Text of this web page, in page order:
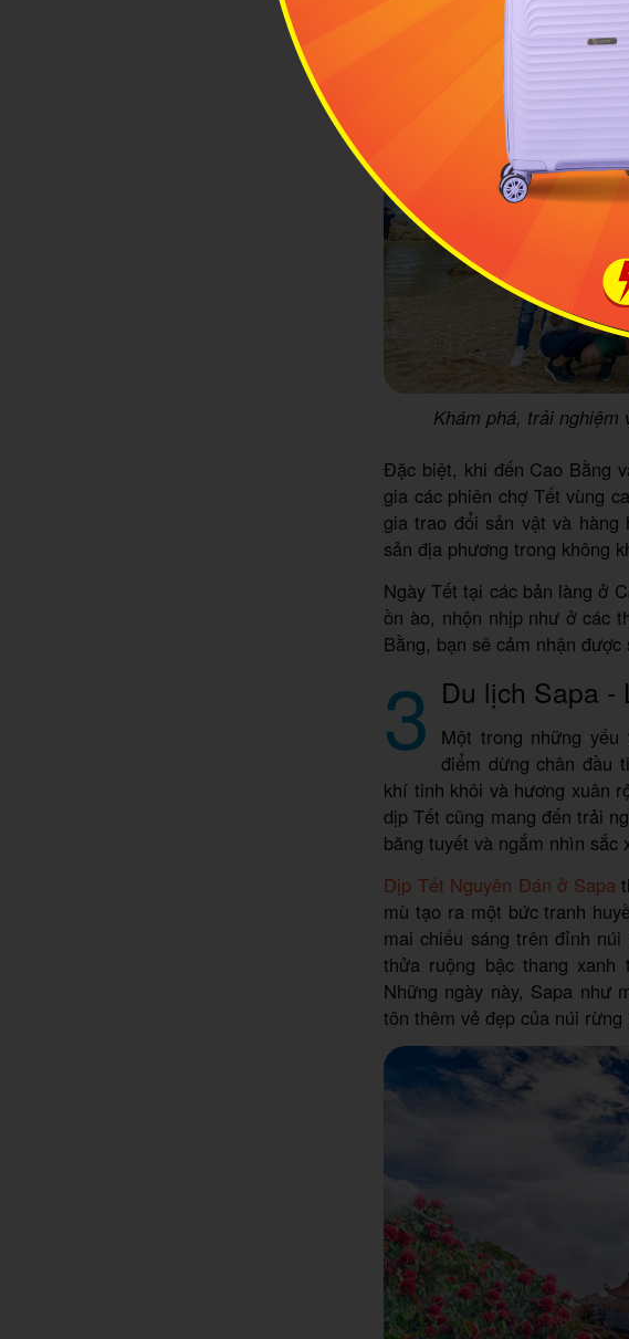
Khám phá, trải nghiệm
Đặc biệt, khi đến Cao Bằng
gia các phiên chợ Tết vùng
gia trao đổi sản vật và hàng
sản địa phương trong không
Ngày Tết tại các bản làng ở
ồn ào, nhộn nhịp như ở các
Bằng, bạn sẽ cảm nhận
3 Du lịch Sapa -
Một trong những
điểm dừng chân đầu
khí tinh khôi và hương xuân
dịp Tết cũng mang đến trải
băng tuyết và ngắm nhìn sắc
Dịp Tết Nguyên Đán ở Sapa
mù tạo ra một bức tranh
mai chiếu sáng trên đỉnh
thửa ruộng bậc thang
Những ngày này, Sapa như
tôn thêm vẻ đẹp của núi rừng